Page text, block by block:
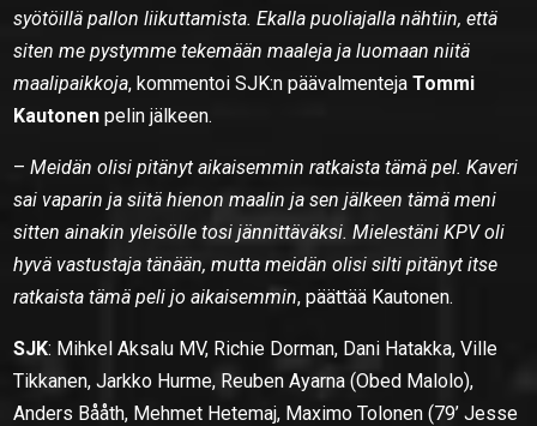
syötöillä pallon liikuttamista. Ekalla puoliajalla nähtiin, että
siten me pystymme tekemään maaleja ja luomaan niitä
maalipaikkoja, kommentoi SJK:n päävalmentejaTommi
Kautonen pelin jälkeen.
–Meidän olisi pitänyt aikaisemmin ratkaista tämä pel. Kaveri
sai vaparin ja siitä hienon maalin ja sen jälkeen tämä meni
sitten ainakin yleisölle tosi jännittäväksi. Mielestäni KPV oli
hyvä vastustaja tänään, mutta meidän olisi silti pitänyt itse
ratkaista tämä peli jo aikaisemmin, päättää Kautonen.
SJK: Mihkel Aksalu MV, Richie Dorman, Dani Hatakka, Ville
Tikkanen, Jarkko Hurme, Reuben Ayarna (Obed Malolo),
Anders Bååth, Mehmet Hetemaj, Maximo Tolonen (79’ Jesse